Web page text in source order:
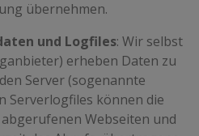
übernehmen.
und Logfiles: Wir selbst
erheben Daten zu
Server (sogenannte
Serverlogfiles können die
Webseiten und